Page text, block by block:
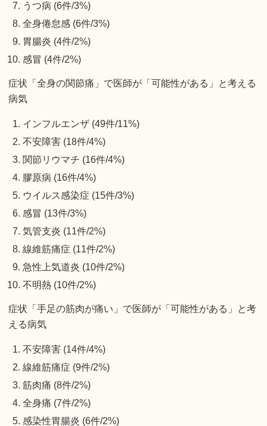
うつ病 (6件/3%)
全身倦怠感 (6件/3%)
胃腸炎 (4件/2%)
感冒 (4件/2%)
症状「全身の関節痛」で医師が「可能性がある」と考える
病気
インフルエンザ (49件/11%)
不安障害 (18件/4%)
関節リウマチ (16件/4%)
膠原病 (16件/4%)
ウイルス感染症 (15件/3%)
感冒 (13件/3%)
気管支炎 (11件/2%)
線維筋痛症 (11件/2%)
急性上気道炎 (10件/2%)
不明熱 (10件/2%)
症状「手足の筋肉が痛い」で医師が「可能性がある」と考
える病気
不安障害 (14件/4%)
線維筋痛症 (9件/2%)
筋肉痛 (8件/2%)
全身痛 (7件/2%)
感染性胃腸炎 (6件/2%)